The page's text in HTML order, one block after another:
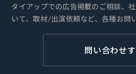
タイアップでの広告掲載のご相談、
いて、取材/出演依頼など、各種お問
問い合わせ